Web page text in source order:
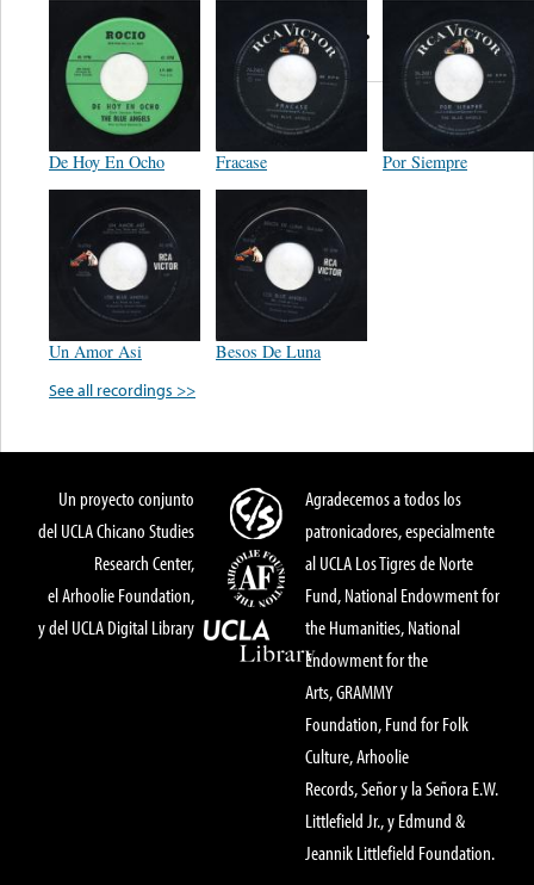
De Hoy En Ocho Fracase Por Siempre
Un Amor Asi
Besos De Luna
See all recordings >>
Powerband
Un proyecto conjunto
del UCLA Chicano Studies
Research Center,
el Arhoolie Foundation,
y del UCLA Digital Library
Agradecemos a todos los
patronicadores, especialmente
al UCLA Los Tigres de Norte
Fund, National Endowment for
the Humanities, National
Endowment for the
Arts, GRAMMY
Foundation, Fund for Folk
Culture, Arhoolie
Records, Señor y la Señora E.W.
Littlefield Jr., y Edmund &
Jeannik Littlefield Foundation.